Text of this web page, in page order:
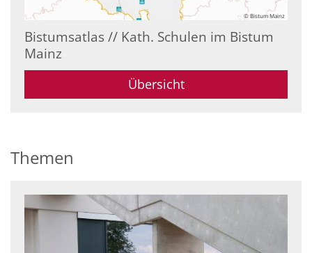
© Bistum Mainz
Bistumsatlas // Kath. Schulen im Bistum
Mainz
Übersicht
Themen